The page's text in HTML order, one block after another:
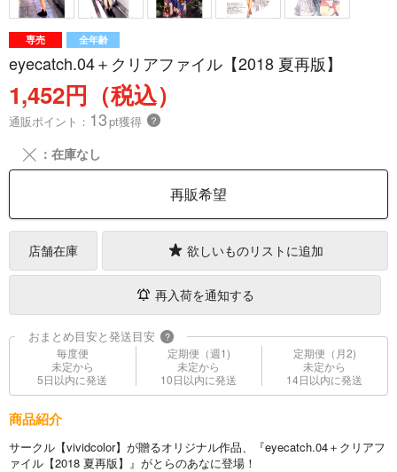
専売 全年齢
eyecatch.04＋クリアファイル【2018 夏再版】
1,452円（税込）
通販ポイント： 13pt獲得 ？
╳ ：在庫なし
再販希望
店舗在庫 欲しいものリストに追加
再入荷を通知する
おまとめ目安と発送目安 ?
毎度便
未定から
5日以内に発送
定期便（週1)
未定から
10日以内に発送
定期便（月2)
未定から
14日以内に発送
商品紹介
サークル【vividcolor】が贈るオリジナル作品、『eyecatch.04＋クリアフ
ァイル【2018 夏再版】』がとらのあなに登場！